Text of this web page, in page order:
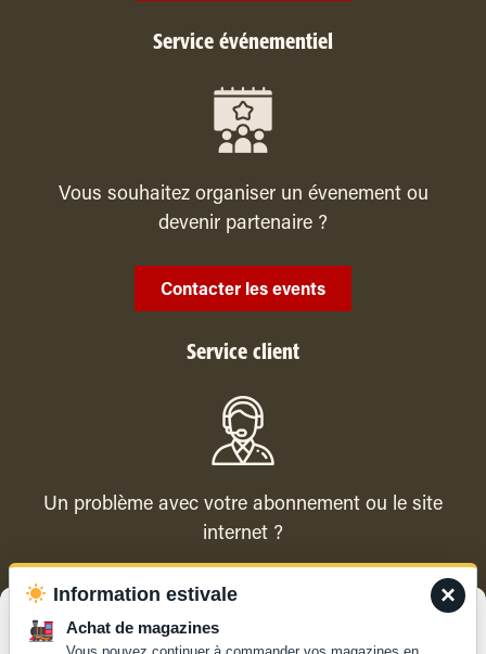
Service événementiel
Vous souhaitez organiser un évenement ou
devenir partenaire ?
Contacter les events
Service client
Un problème avec votre abonnement ou le site
internet ?
Contacter le service client ×
Information estivale
Achat de magazines